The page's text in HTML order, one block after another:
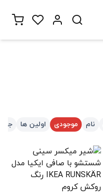
نام موجودی اولین ها